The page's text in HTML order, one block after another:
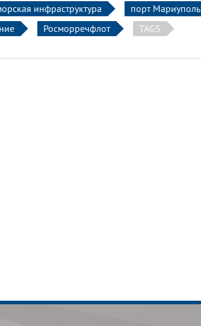
инфраструктура порт Мариуполь
Росморречфлот TAGS